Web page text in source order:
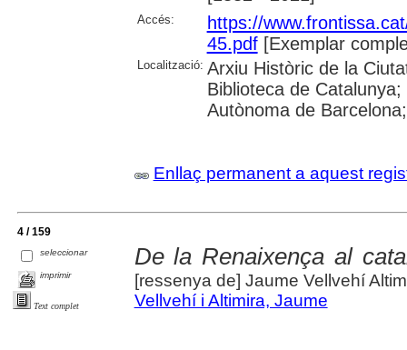
Accés:
https://
45.pdf[Exemplar
Localització: Arxiu Històric de la
Biblioteca de
Autònoma de
Enllaç permanent a aquest
4 / 159
seleccionar
imprimir
Text complet
De la Renaixença al
[ressenya de] Jaume Vellvehí
Vellvehí i Altimira, Jaume